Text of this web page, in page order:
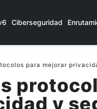
Ciberseguridad
para mejorar
y